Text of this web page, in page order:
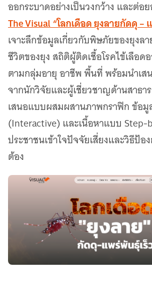
ออกระบาดอย่างเป็นวงกว้าง และต่อ
The Visual “โลกเดือด ยุงลายกัดดุ –
เจาะลึกข้อมูลเกี่ยวกับพิษภัยของยุงล
ชีวิตของยุง สถิติผู้ติดเชื้อโรคไข้เลือด
ตามกลุ่มอายุ อาชีพ พื้นที่ พร้อมนำเส
จากนักวิจัยและผู้เชี่ยวชาญด้านสาธา
เสนอแบบผสมผสานภาพกราฟิก ข้อมู
(Interactive) และเนื้อหาแบบ Step-
ประชาชนเข้าใจปัจจัยเสี่ยงและวิธีป้อ
ต้อง